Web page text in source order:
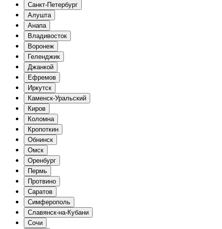
Санкт-Петербург
Алушта
Анапа
Владивосток
Воронеж
Геленджик
Джанкой
Ефремов
Иркутск
Каменск-Уральский
Киров
Коломна
Кропоткин
Обнинск
Омск
Оренбург
Пермь
Протвино
Саратов
Симферополь
Славянск-на-Кубани
Сочи